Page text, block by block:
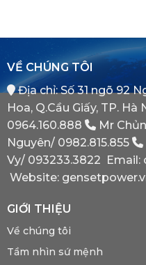
VỀ CHÚNG TÔI
Địa chỉ: Số 31 ngõ 92
Hoa, Q.Cầu Giấy, TP. Hà
0964.160.888
Mr
Nguyên/ 0982.815.855
Vy/ 093233.3822 Email:
Website:
GIỚI THIỆU
Về chúng tôi
Tầm nhìn sứ mệnh